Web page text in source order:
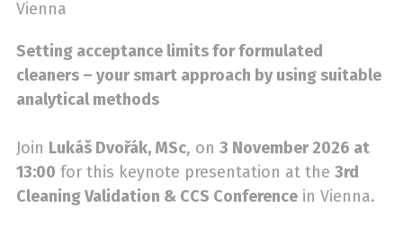
Vienna
Setting acceptance limits for formulated
cleaners – your smart approach by using suitable
analytical methods
Join Lukáš Dvořák, MSc, on 3 November 2026 at
13:00 for this keynote presentation at the 3rd
Cleaning Validation & CCS Conference in Vienna.